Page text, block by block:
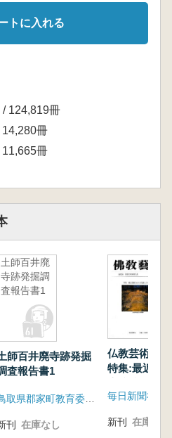
トに入れる
/ 124,819冊
冊
冊
土師百井廃
寺跡発掘調
査報告書1
師百井廃寺跡発掘
査報告書1
刊 在庫なし
仏教芸術
特集:最近発
毎日新聞社
新刊 在庫なし